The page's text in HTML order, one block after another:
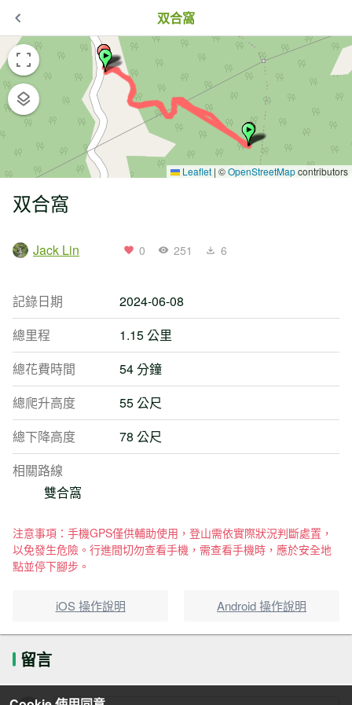
双合窩
Leaflet | ©OpenStreetMapcontributors
双合窩
Jack Lin 0 251 6
記錄日期
2024-06-08
總里程
1.15 公里
總花費時間
54 分鐘
總爬升高度
55 公尺
總下降高度
78 公尺
相關路線
雙合窩
注意事項：手機GPS僅供輔助使用，登山需依實際狀況判斷處置，
以免發生危險。行進間切勿查看手機，需查看手機時，應於安全地
點並停下腳步。
iOS 操作說明 Android 操作說明
留言